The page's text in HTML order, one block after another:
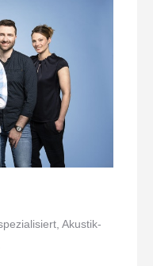
Akustik-